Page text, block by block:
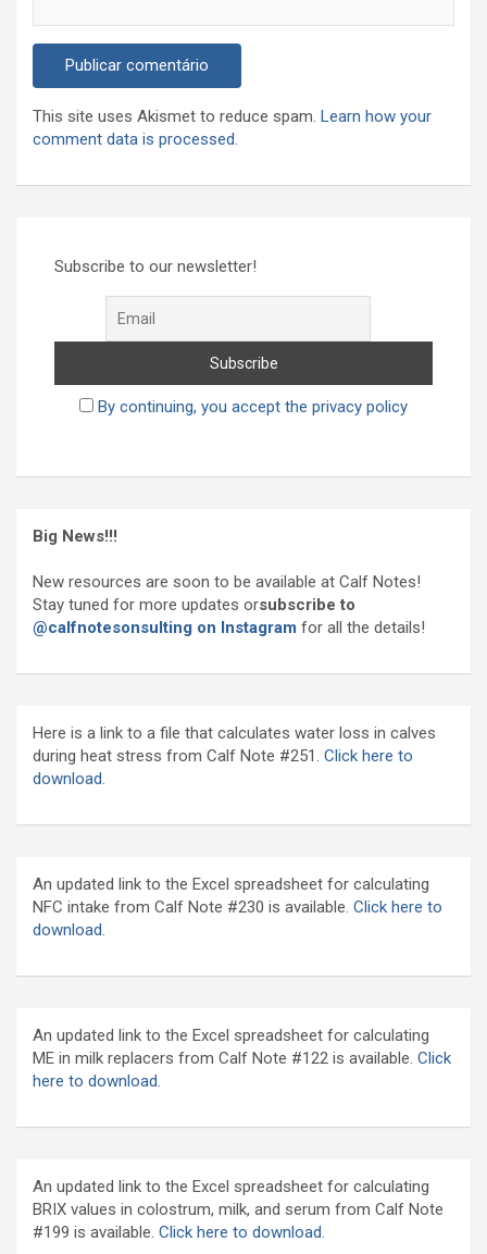
This site uses Akismet to reduce spam. Learn how your
comment data is processed.
Subscribe to our newsletter!
By continuing, you accept the privacy policy
Big News!!!
New resources are soon to be available at Calf Notes!
Stay tuned for more updates orsubscribe to
@calfnotesonsulting on Instagram for all the details!
Here is a link to a file that calculates water loss in calves
during heat stress from Calf Note #251. Click here to
download.
An updated link to the Excel spreadsheet for calculating
NFC intake from Calf Note #230 is available. Click here to
download.
An updated link to the Excel spreadsheet for calculating
ME in milk replacers from Calf Note #122 is available. Click
here to download.
An updated link to the Excel spreadsheet for calculating
BRIX values in colostrum, milk, and serum from Calf Note
#199 is available. Click here to download.